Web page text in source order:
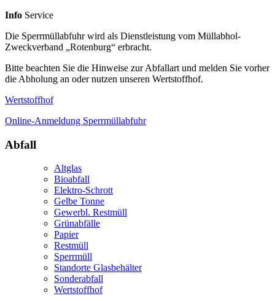
Info Service
Die Sperrmüllabfuhr wird als Dienstleistung vom Müllabhol-
Zweckverband „Rotenburg“ erbracht.
Bitte beachten Sie die Hinweise zur Abfallart und melden Sie vorher
die Abholung an oder nutzen unseren Wertstoffhof.
Wertstoffhof
Online-Anmeldung Sperrmüllabfuhr
Abfall
Altglas
Bioabfall
Elektro-Schrott
Gelbe Tonne
Gewerbl. Restmüll
Grünabfälle
Papier
Restmüll
Sperrmüll
Standorte Glasbehälter
Sonderabfall
Wertstoffhof